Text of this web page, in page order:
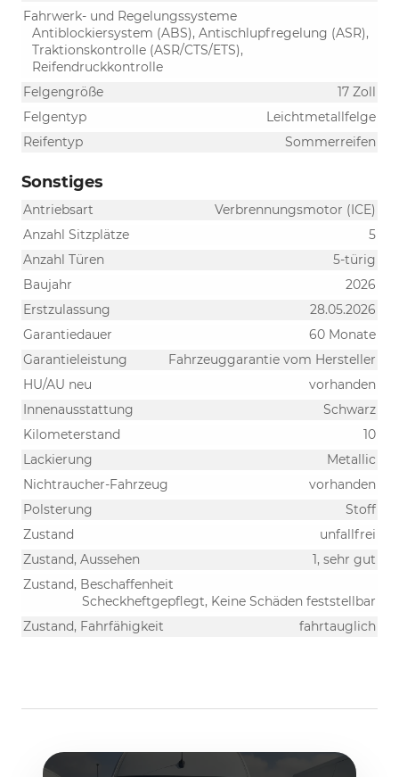
Fahrwerk- und Regelungssysteme
Antiblockiersystem (ABS), Antischlupfregelung (ASR),
Traktionskontrolle (ASR/CTS/ETS),
Reifendruckkontrolle
Felgengröße
17 Zoll
Felgentyp
Leichtmetallfelge
Reifentyp
Sommerreifen
Sonstiges
Antriebsart
Verbrennungsmotor (ICE)
Anzahl Sitzplätze
5
Anzahl Türen
5-türig
Baujahr
2026
Erstzulassung
28.05.2026
Garantiedauer
60 Monate
Garantieleistung
Fahrzeuggarantie vom Hersteller
HU/AU neu
vorhanden
Innenausstattung
Schwarz
Kilometerstand
10
Lackierung
Metallic
Nichtraucher-Fahrzeug
vorhanden
Polsterung
Stoff
Zustand
unfallfrei
Zustand, Aussehen
1, sehr gut
Zustand, Beschaffenheit
Scheckheftgepflegt, Keine Schäden feststellbar
Zustand, Fahrfähigkeit
fahrtauglich